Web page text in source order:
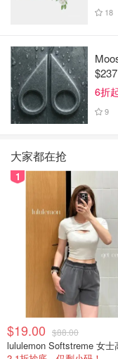
18
$237
6折
9
大家都在抢
1
$19.00 $88.00